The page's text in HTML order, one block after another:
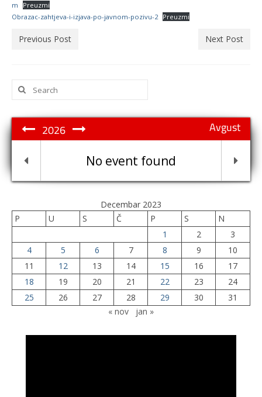
m
Preuzmi
Obrazac-zahtjeva-i-izjava-po-javnom-pozivu-2 Preuzmi
Previous Post Next Post
Search
for:
Avgust
2026
No event found
Decembar 2023
P
U S Č P S
N
1
2
3
4
5 6 7 8 9
10
11
12 13 14 15 16
17
18
19 20 21 22 23
24
25
26 27 28 29 30
31
« nov
jan »